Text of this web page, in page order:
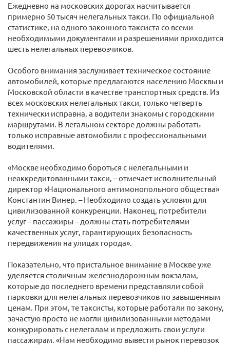
Ежедневно на московских дорогах насчитывается
примерно 50 тысяч нелегальных такси. По официальной
статистике, на одного законного таксиста со всеми
необходимыми документами и разрешениями приходится
шесть нелегальных перевозчиков.
Особого внимания заслуживает техническое состояние
автомобилей, которые предлагаются населению Москвы и
Московской области в качестве транспортных средств. Из
всех московских нелегальных такси, только четверть
технически исправна, а водители знакомы с городскими
маршрутами. В легальном секторе должны работать
только исправные автомобили с профессиональными
водителями.
«Москве необходимо бороться с нелегальными и
неаккредитованными такси, – отмечает исполнительный
директор «Национального антимонопольного общества»
Константин Винер. – Необходимо создать условия для
цивилизованной конкуренции. Наконец, потребители
услуг – пассажиры – должны стать потребителями
качественных услуг, гарантирующих безопасность
передвижения на улицах города».
Показательно, что пристальное внимание в Москве уже
уделяется столичным железнодорожным вокзалам,
которые до последнего времени представляли собой
парковки для нелегальных перевозчиков по завышенным
ценам. При этом, те таксисты, которые работали по закону,
зачастую просто не могли цивилизованными методами
конкурировать с нелегалам и предложить свои услуги
пассажирам. «Нам необходимо вывести рынок перевозок